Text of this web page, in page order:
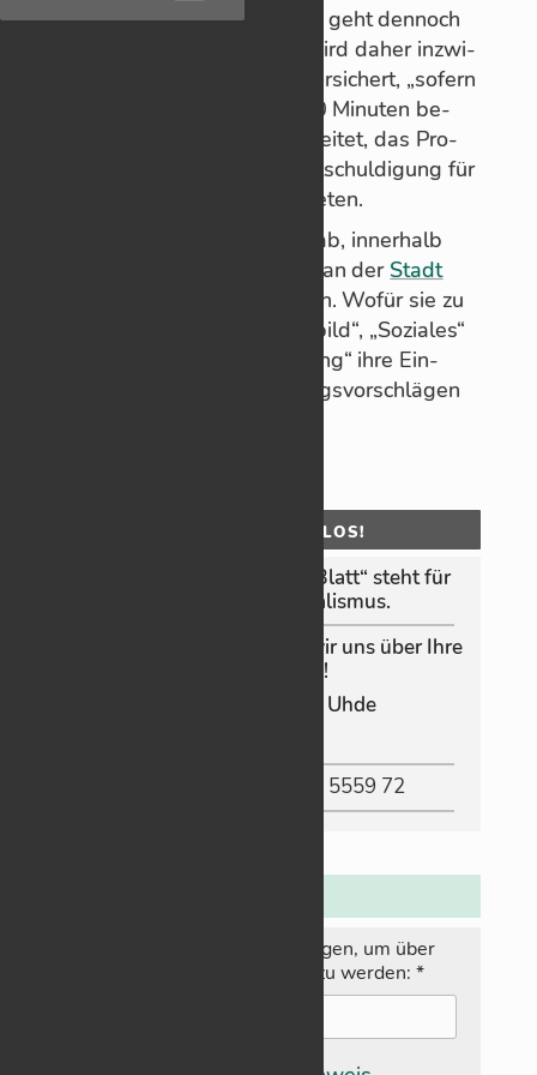
„Der aus­ge­füllte Fra­ge­bo­gen geht den­noch
ein und wird aus­ge­wer­tet“, wird da­her in­zwi­
schen ein­gangs der Ak­tion ver­si­chert, „so­fern
die Be­ar­bei­tungs­zeit un­ter 30 Mi­nu­ten be­
trägt“. Es werde daran ge­ar­bei­tet, das Pro­
blem zu be­he­ben und um Ent­schul­di­gung für
die Un­an­nehm­lich­kei­ten ge­be­ten.
Am 19. Ja­nuar läuft die Frist ab, in­ner­halb
de­rer alle Schorn­dor­fe­rIn­nen an der Stadt
mit­bas­teln dür­fen. Wo­für sie zu
den The­men­ge­bie­ten „Stadt­bild“, „So­zia­les“
so­wie „Han­del und Ver­sor­gung“ ihre Ein­
schät­zung samt Ver­bes­se­rungs­vor­schlä­gen
OHNE MOOS NIX LOS!
Das „Schorn­dor­fer On­­line‑Blatt“ steht für
un­ab­hän­gi­gen Jour­na­lis­mus.
Da­mit das so bleibt, freuen wir uns über Ihre
Un­ter­stüt­zung!
Konto-In­­­ha­­­be­rin: G. Uhde
DE83 6005 0101 8836 5559 72
Hier E‑­Mail-Adresse ein­tra­gen, um über
neue Bei­träge in­for­miert zu wer­den: *